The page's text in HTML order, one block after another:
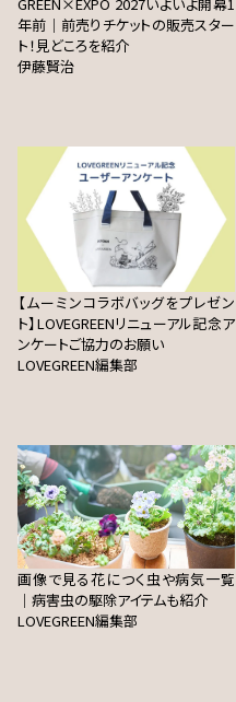
年前｜前売りチケットの販売スター
ト！見どころを紹介
伊藤賢治
【ムーミンコラボバッグをプレゼン
ト】LOVEGREENリニューアル記念ア
ンケートご協力のお願い
LOVEGREEN編集部
画像で見る花につく虫や病気一覧
｜病害虫の駆除アイテムも紹介
LOVEGREEN編集部